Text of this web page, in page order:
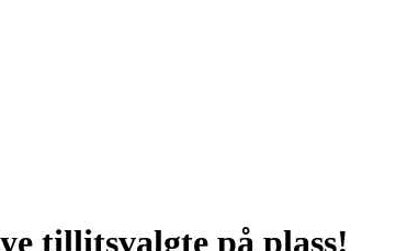
tillitsvalgte på plass!